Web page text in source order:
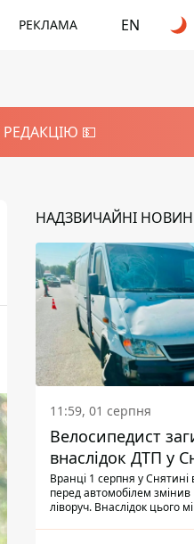
РЕКЛАМА EN
💵
НАДЗВИЧАЙНІ
11:59, 01 серпня
Велосипедист
внаслідок ДТП у
Вранці 1 серпня у Снятині
перед автомобілем
ліворуч. Внаслідок цього